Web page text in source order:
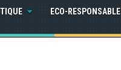
ECO-RESPONSABLE